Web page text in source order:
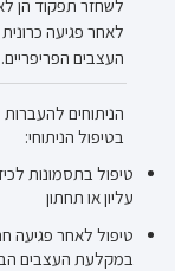
לשחזר תפקוד הן
לאחר פגיעה
העצבים הפריפריים.
הניתוחים להעברות
בטיפול הניתוחי:
טיפול בתסמונות
עליון או תחתון
טיפול לאחר פגיעה
במקלעת העצבים